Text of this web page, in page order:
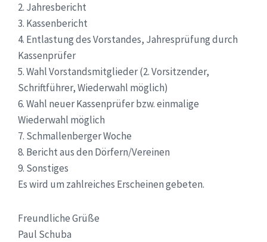
2. Jahresbericht
3. Kassenbericht
4. Entlastung des Vorstandes, Jahresprüfung durch
Kassenprüfer
5. Wahl Vorstandsmitglieder (2. Vorsitzender,
Schriftführer, Wiederwahl möglich)
6. Wahl neuer Kassenprüfer bzw. einmalige
Wiederwahl möglich
7. Schmallenberger Woche
8. Bericht aus den Dörfern/Vereinen
9. Sonstiges
Es wird um zahlreiches Erscheinen gebeten.
Freundliche Grüße
Paul Schuba